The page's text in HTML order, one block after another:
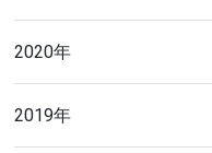
2020年
2019年